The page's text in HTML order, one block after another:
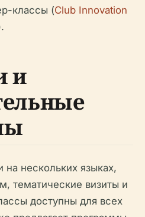
классы (Club Innovation
и
на нескольких языках,
тематические визиты и
доступны для всех